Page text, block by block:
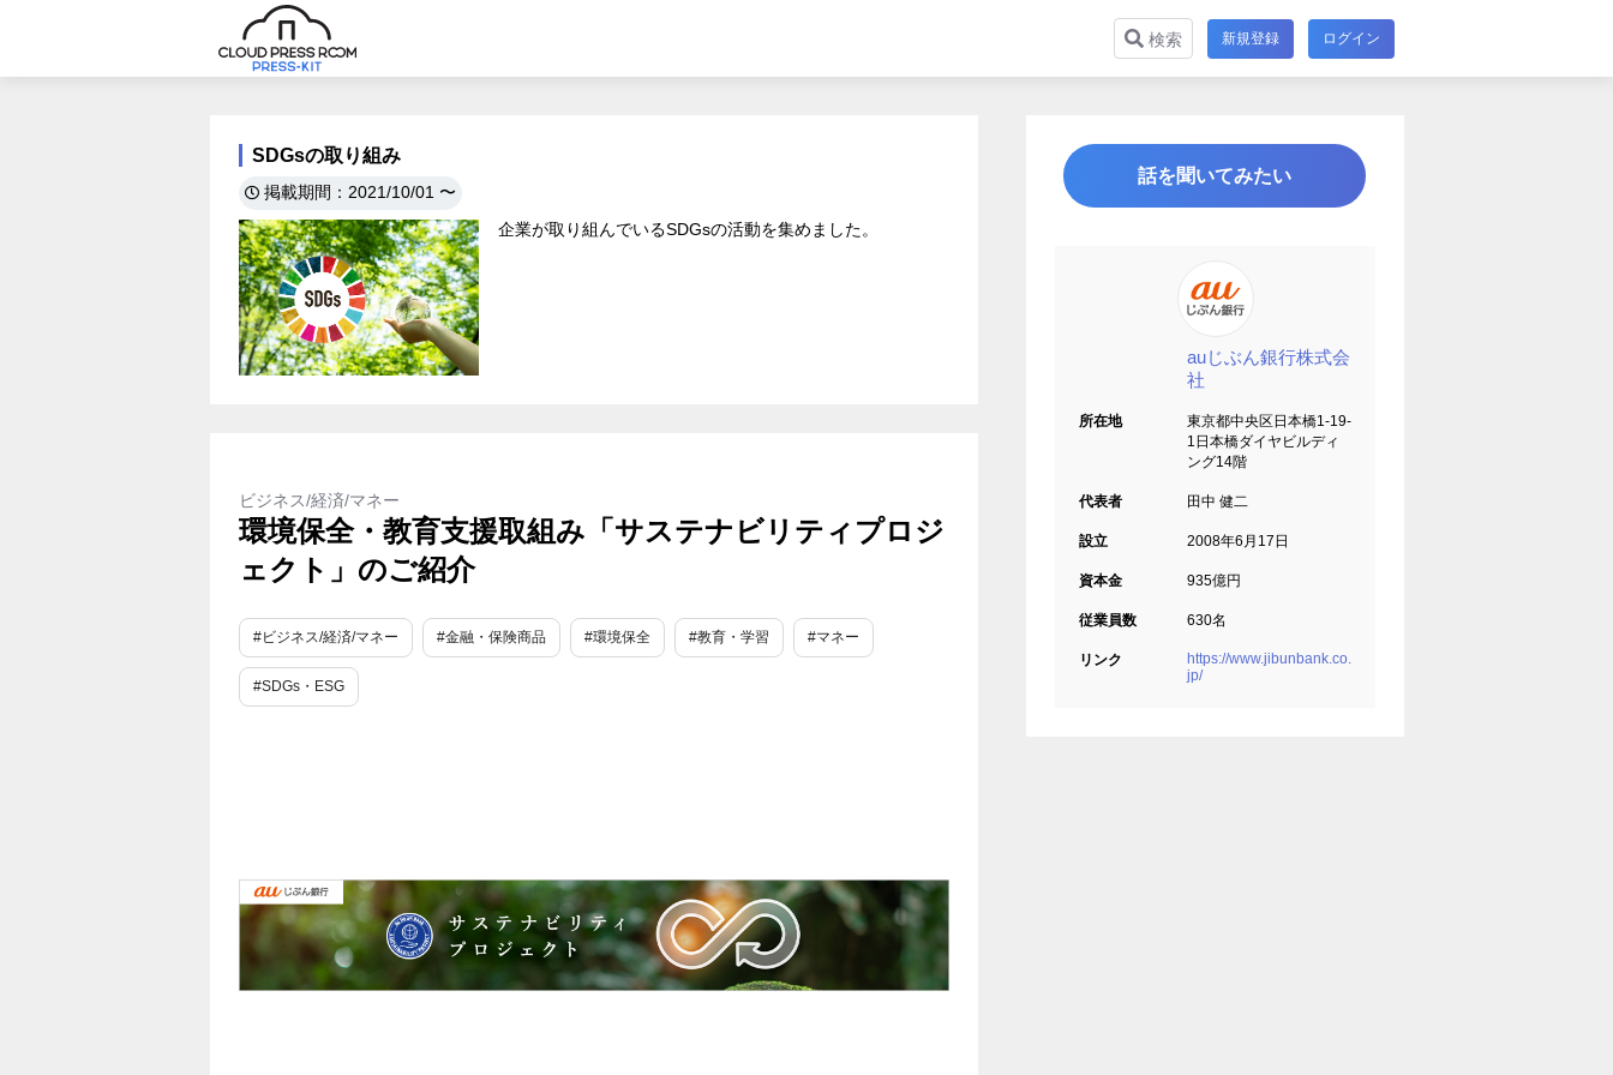
検索 新規登録 ログイン
SDGsの取り組み
掲載期間：2021/10/01 〜
企業が取り組んでいるSDGsの活動を集めました。
ビジネス/経済/マネー
環境保全・教育支援取組み「サステナビリティプロジ
ェクト」のご紹介
#ビジネス/経済/マネー #金融・保険商品 #環境保全 #教育・学習 #マネー
#SDGs・ESG
話を聞いてみたい
auじぶん銀行株式会
社
所在地
東京都中央区日本橋1-19-
1日本橋ダイヤビルディ
ング14階
代表者 田中 健二
設立 2008年6月17日
資本金 935億円
従業員数 630名
リンク
https://www.jibunbank.co.
jp/